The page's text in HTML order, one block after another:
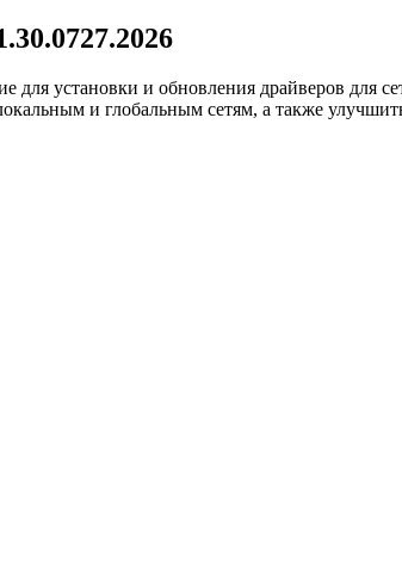
установки и обновления драйверов для
и глобальным сетям, а также